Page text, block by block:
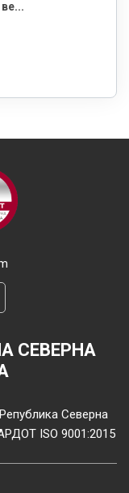
СЕВЕРНА
Северна
ISO 9001:2015